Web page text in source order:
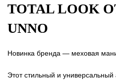
TOTAL LOOK
UNNO
Новинка бренда — меховая
Этот стильный и универсальный